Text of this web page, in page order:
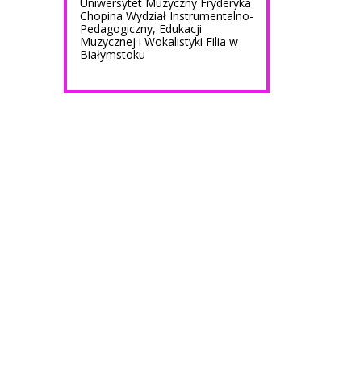
Chopina Wydział Instrumentalno-
Pedagogiczny, Edukacji
Muzycznej i Wokalistyki Filia w
Białymstoku